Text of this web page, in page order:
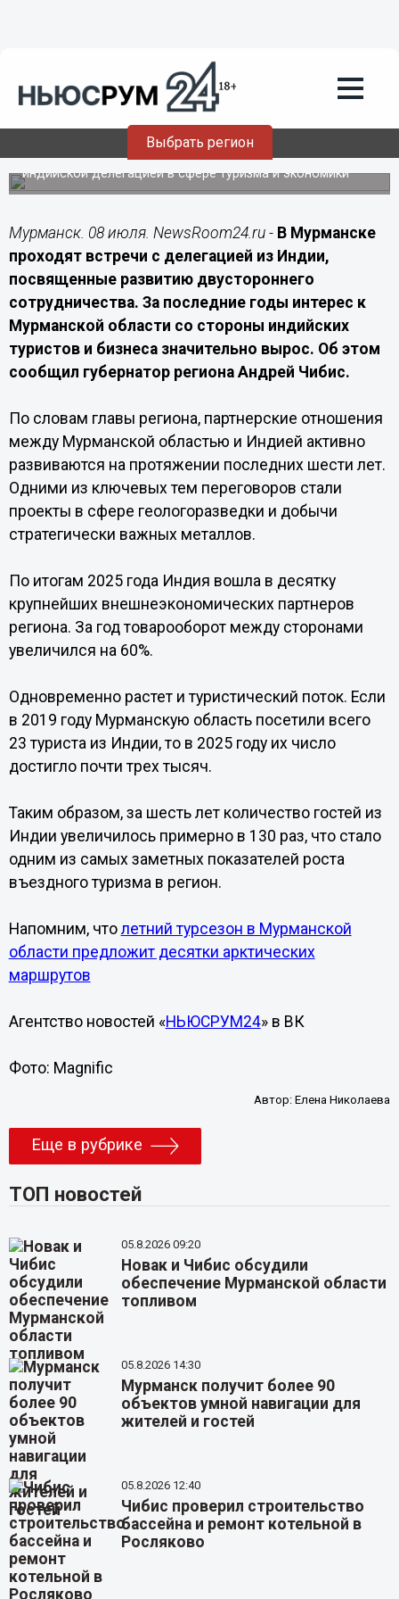
Выбрать регион
08.07.202609:40
Турпоток из Индии в Мурманскую
область за шесть лет вырос в 130 раз
В Мурманске обсудили развитие сотрудничества с
индийской делегацией в сфере туризма и экономики
Мурманск. 08 июля. NewsRoom24.ru - В Мурманске
проходят встречи с делегацией из Индии,
посвященные развитию двустороннего
сотрудничества. За последние годы интерес к
Мурманской области со стороны индийских
туристов и бизнеса значительно вырос. Об этом
сообщил губернатор региона Андрей Чибис.
По словам главы региона, партнерские отношения
между Мурманской областью и Индией активно
развиваются на протяжении последних шести лет.
Одними из ключевых тем переговоров стали
проекты в сфере геологоразведки и добычи
стратегически важных металлов.
По итогам 2025 года Индия вошла в десятку
крупнейших внешнеэкономических партнеров
региона. За год товарооборот между сторонами
увеличился на 60%.
Одновременно растет и туристический поток. Если
в 2019 году Мурманскую область посетили всего
23 туриста из Индии, то в 2025 году их число
достигло почти трех тысяч.
Таким образом, за шесть лет количество гостей из
Индии увеличилось примерно в 130 раз, что стало
одним из самых заметных показателей роста
въездного туризма в регион.
Напомним, что летний турсезон в Мурманской
области предложит десятки арктических
маршрутов
Агентство новостей «НЬЮСРУМ24» в ВК
Фото: Magnific
Автор:Елена Николаева
Еще в рубрике
ТОП новостей
05.8.2026 09:20
Новак и Чибис обсудили
обеспечение Мурманской области
топливом
05.8.2026 14:30
Мурманск получит более 90
объектов умной навигации для
жителей и гостей
05.8.2026 12:40
Чибис проверил строительство
бассейна и ремонт котельной в
Росляково